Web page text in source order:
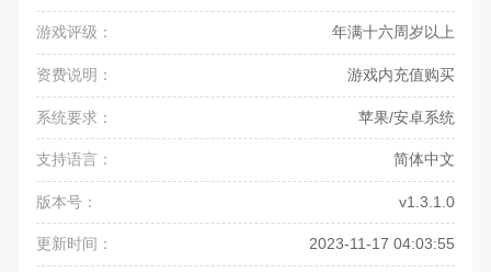
游戏评级： 年满十六周岁以上
资费说明： 游戏内充值购买
系统要求： 苹果/安卓系统
支持语言： 简体中文
版本号： v1.3.1.0
更新时间： 2023-11-17 04:03:55